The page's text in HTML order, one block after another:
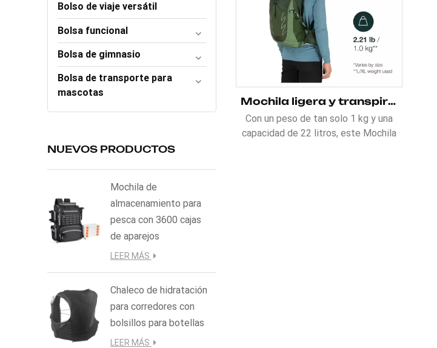
Bolso de viaje versátil
Bolsa funcional
Bolsa de gimnasio
Bolsa de transporte para
mascotas
NUEVOS PRODUCTOS
Mochila de
almacenamiento para
pesca con 3600 cajas
de aparejos
LEER MÁS
Chaleco de hidratación
para corredores con
bolsillos para botellas
LEER MÁS
Mochila ligera y transpirable para correr con espalda blanda
Con un peso de tan solo 1 kg y una
capacidad de 22 litros, este Mochila